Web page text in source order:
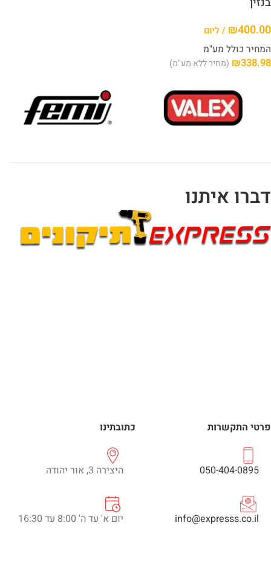
₪400.00 / ליום
המחיר כולל מע"מ
₪338.98 (מחיר ללא מע"מ)
דברו איתנו
פרטי התקשרות
050-404-0895
info@expresss.co.il
כתובתינו
היצירה 3, אור יהודה
יום א' עד ה' 8:00 עד 16:30